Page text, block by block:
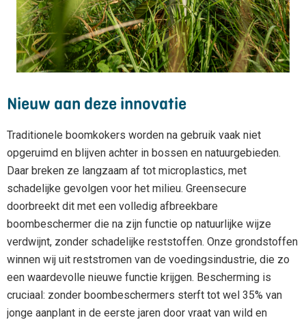
Nieuw aan deze innovatie
Traditionele boomkokers worden na gebruik vaak niet
opgeruimd en blijven achter in bossen en natuurgebieden.
Daar breken ze langzaam af tot microplastics, met
schadelijke gevolgen voor het milieu. Greensecure
doorbreekt dit met een volledig afbreekbare
boombeschermer die na zijn functie op natuurlijke wijze
verdwijnt, zonder schadelijke reststoffen. Onze grondstoffen
winnen wij uit reststromen van de voedingsindustrie, die zo
een waardevolle nieuwe functie krijgen. Bescherming is
cruciaal: zonder boombeschermers sterft tot wel 35% van
jonge aanplant in de eerste jaren door vraat van wild en